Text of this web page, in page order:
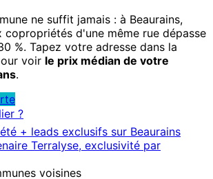
ne suffit jamais : à Beaurains,
d'une même rue dépasse
%. Tapez votre adresse dans la
voir le prix médian de votre
.
?
+ leads exclusifs sur Beaurains
Terralyse, exclusivité par
voisines